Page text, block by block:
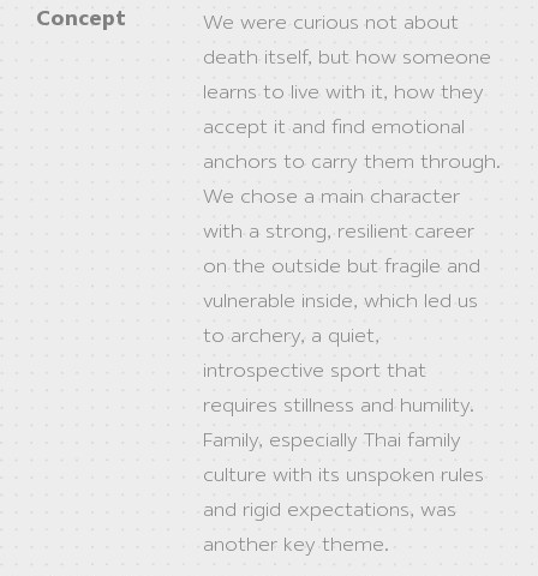
Concept
We were curious not about
death itself, but how someone
learns to live with it, how they
accept it and find emotional
anchors to carry them through.
We chose a main character
with a strong, resilient career
on the outside but fragile and
vulnerable inside, which led us
to archery, a quiet,
introspective sport that
requires stillness and humility.
Family, especially Thai family
culture with its unspoken rules
and rigid expectations, was
another key theme.